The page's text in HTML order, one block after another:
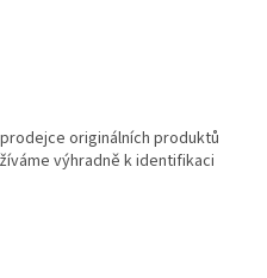
originálních produktů
výhradně k identifikaci